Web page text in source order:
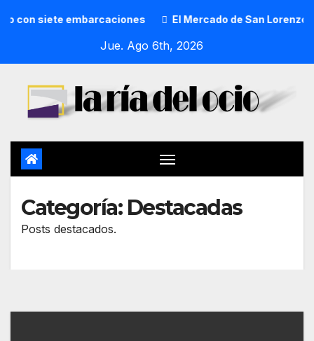
embarcaciones El Mercado de San Lorenzo de Getxo
Jue. Ago 6th, 2026
Categoría: Destacadas
Posts destacados.